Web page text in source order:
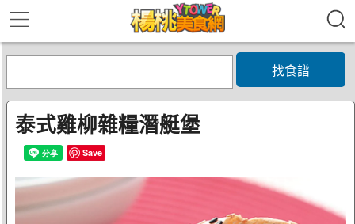
找食譜
泰式雞柳雜糧潛艇堡
Save